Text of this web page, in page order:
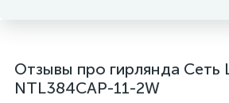
Отзывы про гирлянда Сеть
NTL384CAP-11-2W